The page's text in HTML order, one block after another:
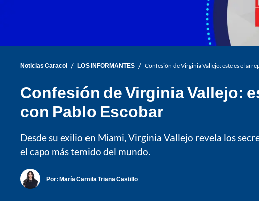
Noticias Caracol / LOS INFORMANTES / Confesión de Virginia Vallejo: este es el
Confesión de Virginia Vallejo:
con Pablo Escobar
Desde su exilio en Miami, Virginia Vallejo revela los
el capo más temido del mundo.
Por: María Camila Triana Castillo